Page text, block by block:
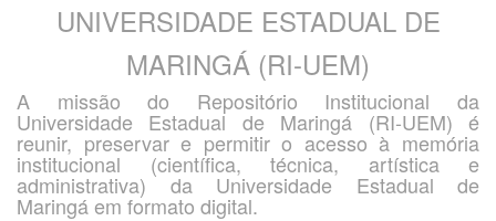
UNIVERSIDADE ESTADUAL DE
MARINGÁ (RI-UEM)
A missão do Repositório Institucional da
Universidade Estadual de Maringá (RI-UEM) é
reunir, preservar e permitir o acesso à memória
institucional (científica, técnica, artística e
administrativa) da Universidade Estadual de
Maringá em formato digital.